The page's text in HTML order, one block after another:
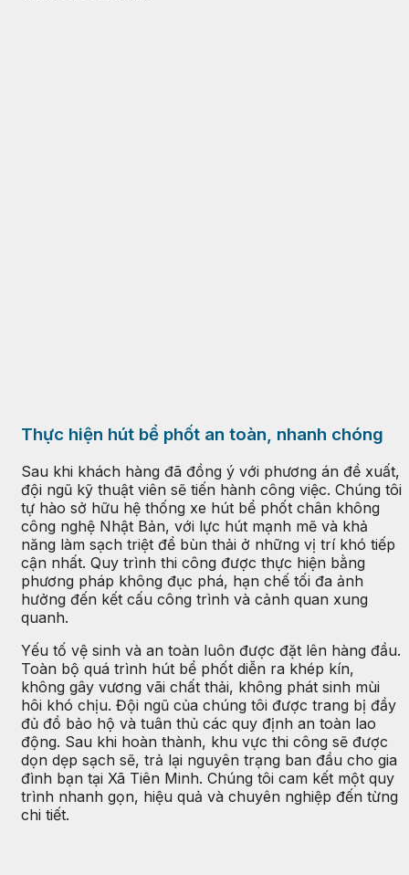
Thực hiện hút bể phốt an toàn, nhanh chóng
Sau khi khách hàng đã đồng ý với phương án đề xuất,
đội ngũ kỹ thuật viên sẽ tiến hành công việc. Chúng tôi
tự hào sở hữu hệ thống xe hút bể phốt chân không
công nghệ Nhật Bản, với lực hút mạnh mẽ và khả
năng làm sạch triệt để bùn thải ở những vị trí khó tiếp
cận nhất. Quy trình thi công được thực hiện bằng
phương pháp không đục phá, hạn chế tối đa ảnh
hưởng đến kết cấu công trình và cảnh quan xung
quanh.
Yếu tố vệ sinh và an toàn luôn được đặt lên hàng đầu.
Toàn bộ quá trình hút bể phốt diễn ra khép kín,
không gây vương vãi chất thải, không phát sinh mùi
hôi khó chịu. Đội ngũ của chúng tôi được trang bị đầy
đủ đồ bảo hộ và tuân thủ các quy định an toàn lao
động. Sau khi hoàn thành, khu vực thi công sẽ được
dọn dẹp sạch sẽ, trả lại nguyên trạng ban đầu cho gia
đình bạn tại Xã Tiên Minh. Chúng tôi cam kết một quy
trình nhanh gọn, hiệu quả và chuyên nghiệp đến từng
chi tiết.